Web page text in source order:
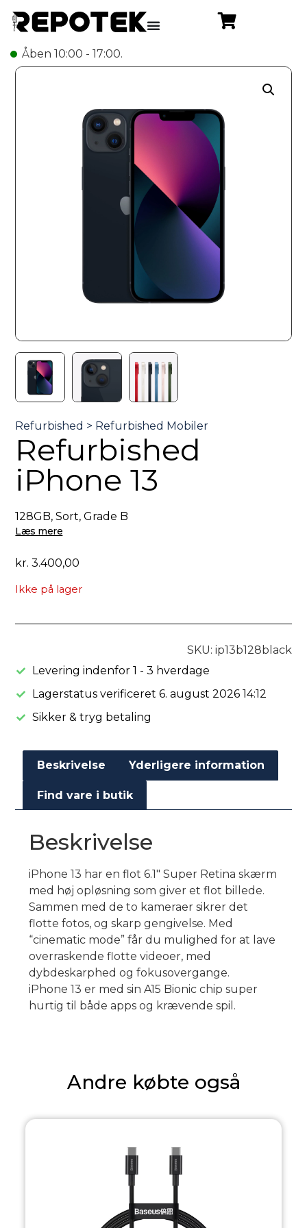
Åben 10:00 - 17:00.
Refurbished
iPhone 13
128GB, Sort, Grade B
Læs mere
kr. 3.400,00
Ikke på lager
SKU: ip13b128black
Levering indenfor 1 - 3 hverdage
Lagerstatus verificeret 6. august 2026 14:12
Sikker & tryg betaling
Beskrivelse Yderligere information
Find vare i butik
Beskrivelse
iPhone 13 har en flot 6.1″ Super Retina skærm
med høj opløsning som giver et flot billede.
Sammen med de to kameraer sikrer det
flotte fotos, og skarp gengivelse. Med
“cinematic mode” får du mulighed for at lave
overraskende flotte videoer, med
dybdeskarphed og fokusovergange.
iPhone 13 er med sin A15 Bionic chip super
hurtig til både apps og krævende spil.
Andre købte også